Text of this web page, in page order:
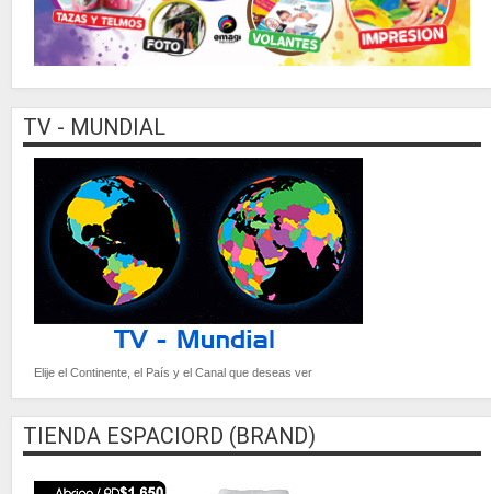
TV - MUNDIAL
Elije el Continente, el País y el Canal que deseas ver
TIENDA ESPACIORD (BRAND)